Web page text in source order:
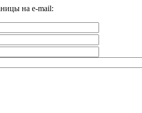
на e-mail: